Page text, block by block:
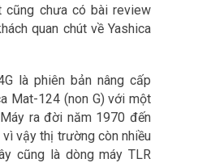
cũng chưa có bài review
quan chút về Yashica
là phiên bản nâng cấp
Mat-124 (non G) với một
ra đời năm 1970 đến
vậy thị trường còn nhiều
cũng là dòng máy TLR